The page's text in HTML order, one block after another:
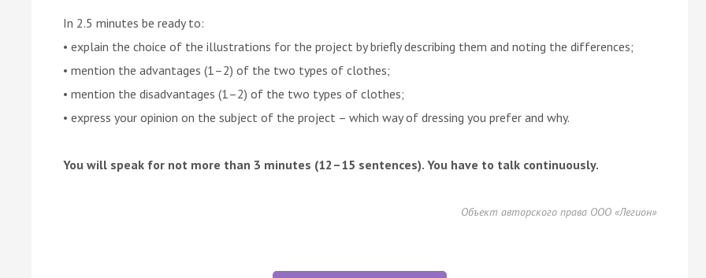
In 2.5 minutes be ready to:
• explain the choice of the illustrations for the project by briefly describing them and noting the differences;
• mention the advantages (1–2) of the two types of clothes;
• mention the disadvantages (1–2) of the two types of clothes;
• express your opinion on the subject of the project – which way of dressing you prefer and why.
You will speak for not more than 3 minutes (12–15 sentences). You have to talk continuously.
Объект авторского права ООО «Легион»